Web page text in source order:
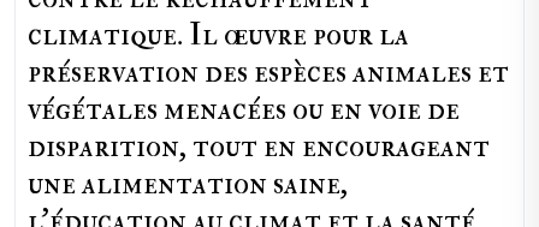
climatique. Il œuvre pour la
préservation des espèces animales et
végétales menacées ou en voie de
disparition, tout en encourageant
une alimentation saine,